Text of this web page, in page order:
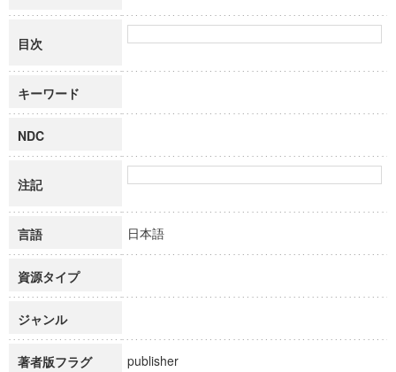
目次
キーワード
NDC
注記
言語 日本語
資源タイプ
ジャンル
著者版フラグ publisher